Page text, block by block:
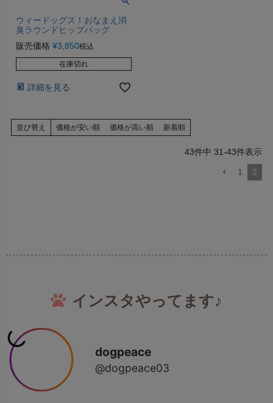
ウィードッグス！おなまえ消
臭ラウンドヒップバッグ
販売価格 ¥3,850税込
在庫切れ
詳細を見る
並び替え 価格が安い順 価格が高い順 新着順
43件中 31-43件表示
1 2
インスタやってます♪